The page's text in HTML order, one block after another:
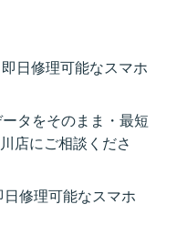
日修理可能なスマホ
タをそのまま・最短
店にご相談くださ
修理可能なスマホ